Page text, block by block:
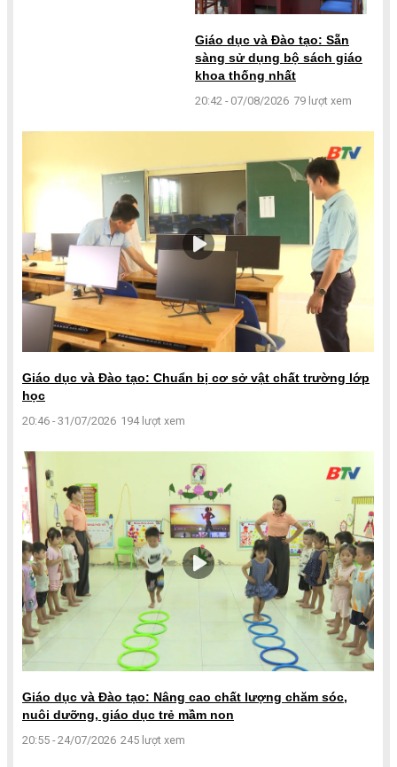
Giáo dục và Đào tạo: Sẵn
sàng sử dụng bộ sách giáo
khoa thống nhất
20:42 - 07/08/2026 79 lượt xem
Giáo dục và Đào tạo: Chuẩn bị cơ sở vật chất trường lớp
học
20:46 - 31/07/2026 194 lượt xem
Giáo dục và Đào tạo: Nâng cao chất lượng chăm sóc,
nuôi dưỡng, giáo dục trẻ mầm non
20:55 - 24/07/2026 245 lượt xem